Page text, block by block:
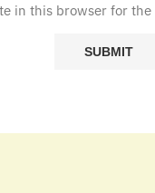
in this browser for